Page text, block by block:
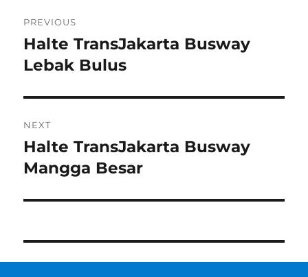
navigation
PREVIOUS
Previous
post:
Halte TransJakarta Busway
Lebak Bulus
NEXT
Next
post:
Halte TransJakarta Busway
Mangga Besar